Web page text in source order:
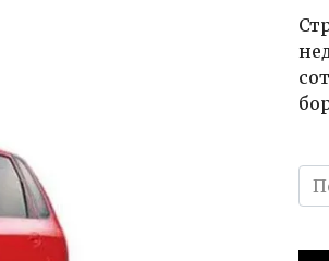
for: